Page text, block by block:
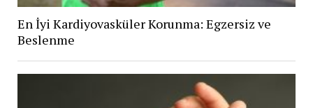
En İyi Kardiyovasküler Korunma: Egzersiz ve
Beslenme